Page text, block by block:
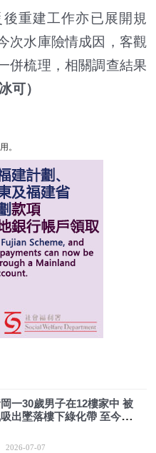
重建工作亦已展開規
次水庫險情成因，客觀
併梳理，相關調查結果
可）
。
一30歲男子在12樓家中 被
出墜落樓下綠化帶 至今仍
2026-07-07